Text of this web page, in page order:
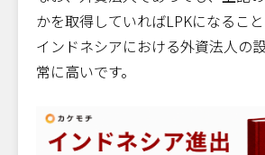
かを取得していればLPKになること
インドネシアにおける外資法人の
常に高いです。